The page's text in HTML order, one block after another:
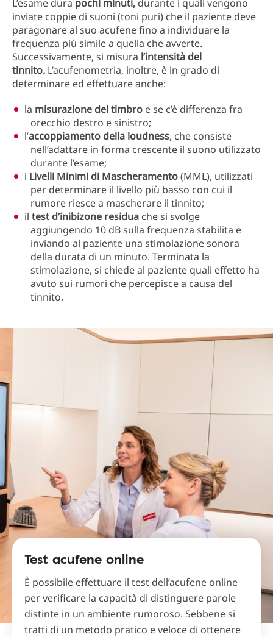
L’esame dura pochi minuti, durante i quali vengono
inviate coppie di suoni (toni puri) che il paziente deve
paragonare al suo acufene fino a individuare la
frequenza più simile a quella che avverte.
Successivamente, si misura l’intensità del
tinnito. L’acufenometria, inoltre, è in grado di
determinare ed effettuare anche:
la misurazione del timbro e se c’è differenza fra
orecchio destro e sinistro;
l’accoppiamento della loudness, che consiste
nell’adattare in forma crescente il suono utilizzato
durante l’esame;
i Livelli Minimi di Mascheramento(MML), utilizzati
per determinare il livello più basso con cui il
rumore riesce a mascherare il tinnito;
il test d’inibizone residua che si svolge
aggiungendo 10 dB sulla frequenza stabilita e
inviando al paziente una stimolazione sonora
della durata di un minuto. Terminata la
stimolazione, si chiede al paziente quali effetto ha
avuto sui rumori che percepisce a causa del
tinnito.
Test acufene online
È possibile effettuare il test dell’acufene online
per verificare la capacità di distinguere parole
distinte in un ambiente rumoroso. Sebbene si
tratti di un metodo pratico e veloce di ottenere